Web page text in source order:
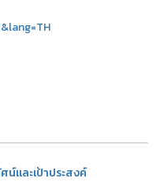
และเป้าประสงค์